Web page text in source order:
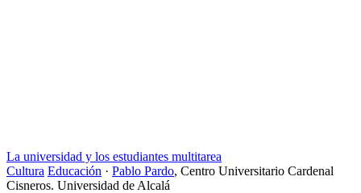
La universidad y los estudiantes multitarea
Cultura Educación · Pablo Pardo, Centro Universitario Cardenal
Cisneros. Universidad de Alcalá